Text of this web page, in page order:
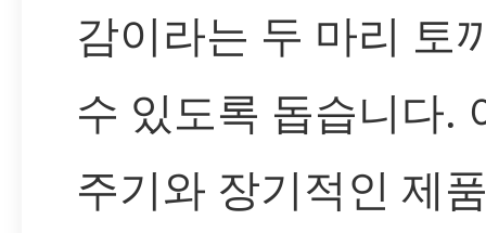
감이라는 두 마리 토
수 있도록 돕습니다.
주기와 장기적인 제